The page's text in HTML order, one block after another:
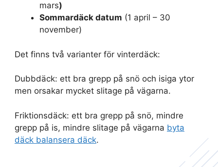
mars)
Sommardäck datum (1 april – 30
november)
Det finns två varianter för vinterdäck:
Dubbdäck: ett bra grepp på snö och isiga ytor
men orsakar mycket slitage på vägarna.
Friktionsdäck: ett bra grepp på snö, mindre
grepp på is, mindre slitage på vägarna byta
däck balansera däck.